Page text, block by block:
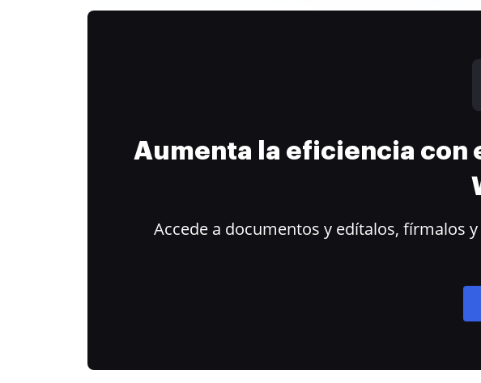
Aumenta la eficiencia con
Accede a documentos y edítalos, fírmalos